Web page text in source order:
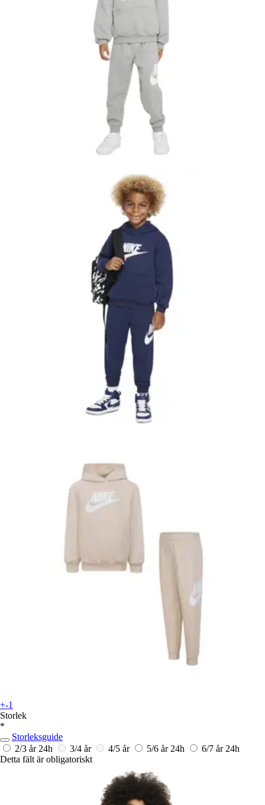
+-1
Storlek
*
Storleksguide
2/3 år 24h 3/4 år 4/5 år 5/6 år 24h 6/7 år 24h
Detta fält är obligatoriskt